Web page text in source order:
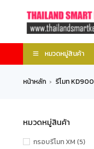
หมวดหมู่สินค้า
หน้าหลัก › รีโมท KD900
หมวดหมู่สินค้า
กรอบรีโมท XM (5)